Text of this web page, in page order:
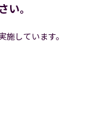
い。
しています。